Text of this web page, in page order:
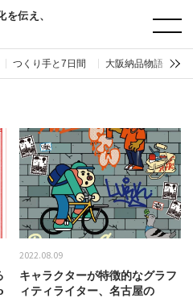
伝え、
つくり手と7日間 大阪納品物語
2022.08.09
キャラクターが特徴的なグラフ
ィティライター、名古屋の